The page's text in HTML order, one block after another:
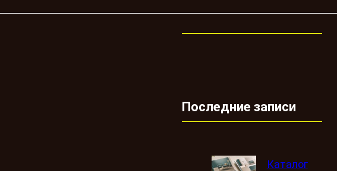
Последние записи
Каталог